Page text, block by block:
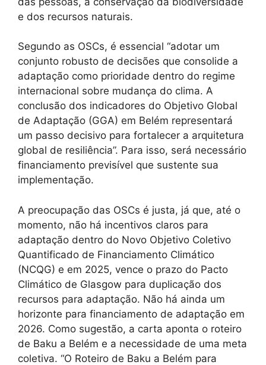
e dos recursos naturais.
Segundo as OSCs, é essencial “adotar um
conjunto robusto de decisões que consolide a
adaptação como prioridade dentro do regime
internacional sobre mudança do clima. A
conclusão dos indicadores do Objetivo Global
de Adaptação (GGA) em Belém representará
um passo decisivo para fortalecer a arquitetura
global de resiliência”. Para isso, será necessário
financiamento previsível que sustente sua
implementação.
A preocupação das OSCs é justa, já que, até o
momento, não há incentivos claros para
adaptação dentro do Novo Objetivo Coletivo
Quantificado de Financiamento Climático
(NCQG) e em 2025, vence o prazo do Pacto
Climático de Glasgow para duplicação dos
recursos para adaptação. Não há ainda um
horizonte para financiamento de adaptação em
2026. Como sugestão, a carta aponta o roteiro
de Baku a Belém e a necessidade de uma meta
coletiva. “O Roteiro de Baku a Belém para